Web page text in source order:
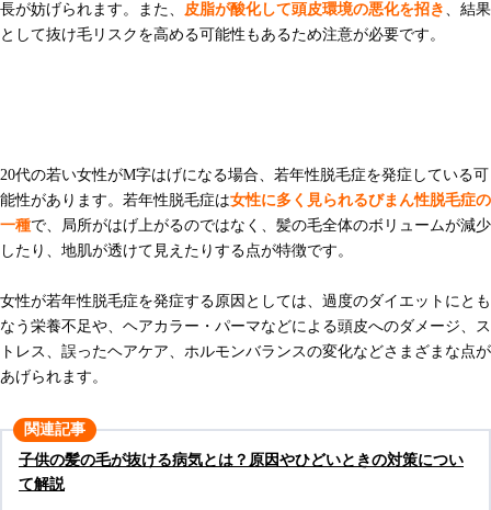
長が妨げられます。また、 皮脂が酸化して頭皮環境の悪化を招き 、結果
として抜け毛リスクを高める可能性もあるため注意が必要です。
20代の若い女性がM字はげになる場合、若年性脱毛症を発症している可
能性があります。若年性脱毛症は女性に多く見られるびまん性脱毛症の
一種で、局所がはげ上がるのではなく、髪の毛全体のボリュームが減少
したり、地肌が透けて見えたりする点が特徴です。
女性が若年性脱毛症を発症する原因としては、過度のダイエットにとも
なう栄養不足や、ヘアカラー・パーマなどによる頭皮へのダメージ、ス
トレス、誤ったヘアケア、ホルモンバランスの変化などさまざまな点が
あげられます。
関連記事
子供の髪の毛が抜ける病気とは？原因やひどいときの対策につい
て解説